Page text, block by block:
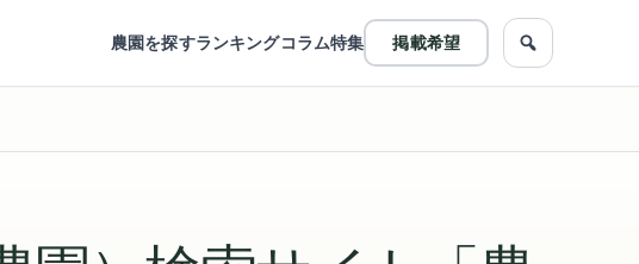
農園を探すランキングコラム特集 掲載希望
農園をフリ